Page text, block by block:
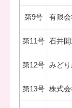
第9号 有限
第11号 石井
第12号 みど
第13号 株式